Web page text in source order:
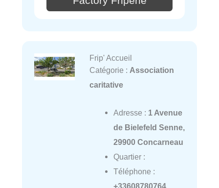
Frip' Accueil
Catégorie : Association
caritative
Adresse : 1 Avenue
de Bielefeld Senne,
29900 Concarneau
Quartier :
Téléphone :
+33608780764